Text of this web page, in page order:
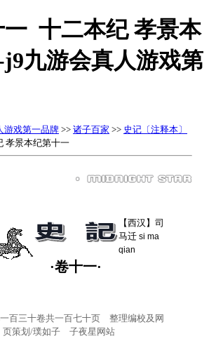
一 十二本纪 孝景本
九游会真人游戏第
游戏第一品牌 >> 诸子百家 >> 史记〔注释本〕
孝景本纪第十一
·卷十一·
【西汉】司
马迁 si ma
qian
一百三十卷共一百七十页 整理编校及网
页策划/璞如子 子夜星网站